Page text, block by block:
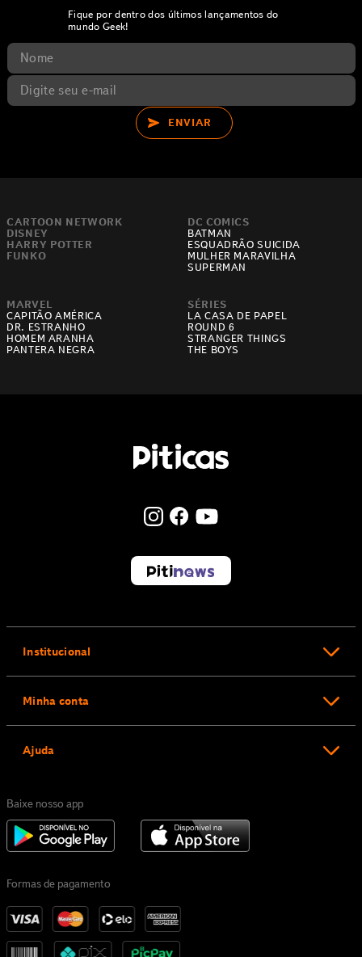
Fique por dentro dos últimos lançamentos do
mundo Geek!
ENVIAR
CARTOON NETWORK
DISNEY
HARRY POTTER
FUNKO
DC COMICS
BATMAN
ESQUADRÃO SUICIDA
MULHER MARAVILHA
SUPERMAN
MARVEL
CAPITÃO AMÉRICA
DR. ESTRANHO
HOMEM ARANHA
PANTERA NEGRA
SÉRIES
LA CASA DE PAPEL
ROUND 6
STRANGER THINGS
THE BOYS
Institucional
Minha conta
Ajuda
Baixe nosso app
Formas de pagamento